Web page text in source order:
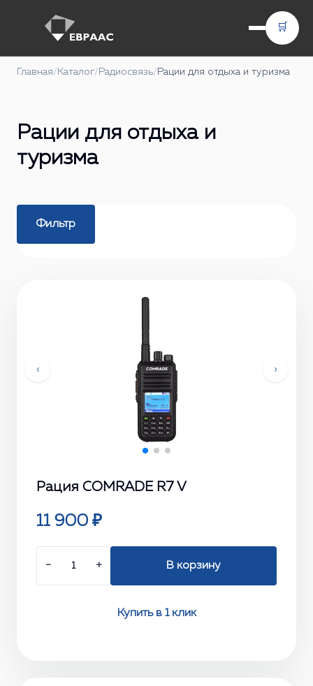
🛒
Главная/ Каталог/ Радиосвязь/ Рации для отдыха и туризма
Рации для отдыха и
туризма
Фильтр
‹ ›
Рация COMRADE R7 V
11 900 ₽
− + В корзину
Купить в 1 клик